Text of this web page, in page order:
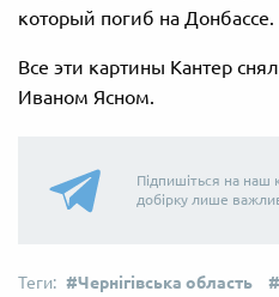
который погиб на Донбассе.
Все эти картины Кантер
Иваном Ясном.
Підпишіться на наш
добірку лише
Чернігівська область